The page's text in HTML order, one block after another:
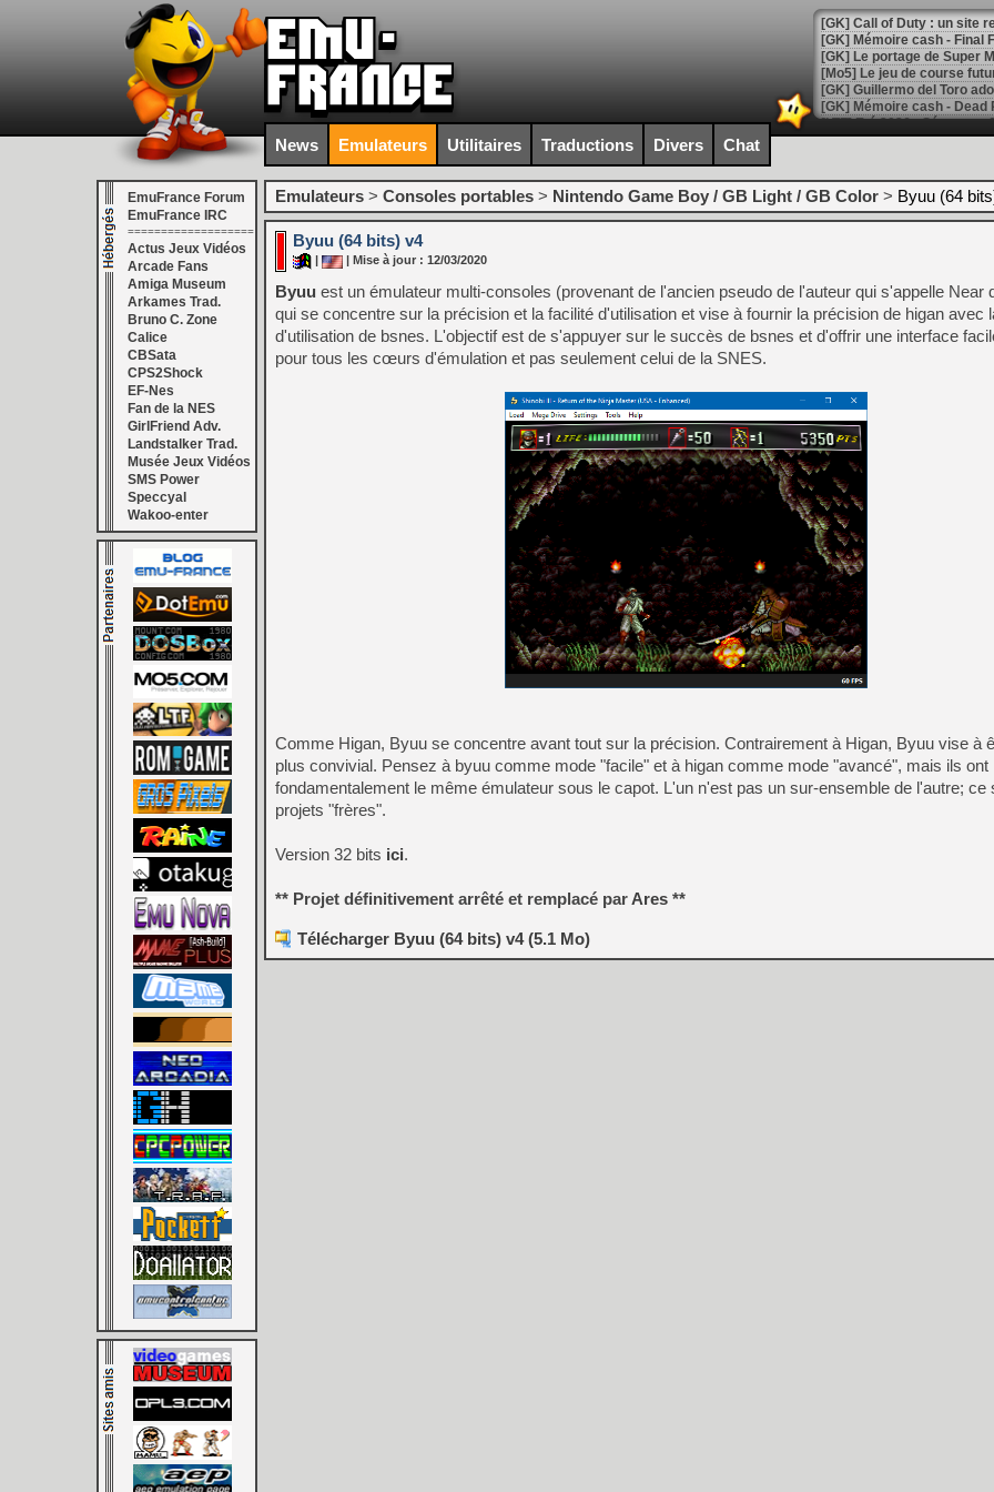
[GK] Le portage de Super
[Mo5] Le jeu de course
[GK] Guillermo del Toro
[LTF] Eté 2026 - Séquence
[GK] Mistfall Hunter :
[GK] Wo Long 2 évolue
[GK] Crossfire : un TPS à
[LS] [PS5] Premiers
[Mo5] DOOM arrive en
[GK] Bethesda fête les 30
[GK] Roblox : l'action en
[GK] Agenda - GeForce
[GK] Devolver Digital en a
[LS] [PS5] ps5-y2jb-
[GK] Pourquoi Marvel
[GK] Test : Restory : Chill
[GK] GTA 6 : Rockstar
[GK] Hot Wheels Infinite
[GK] Mémoire cash -
[GK] Résultats Nintendo :
[GK] Déjà des
[Mo5] Brickboy cherche à
[GK] Minecraft et ses «
[GK] Beast of
[GK] Ubisoft : fin de partie
[GK] Mémoire cash -
[GK] Dan Houser (GTA)
[GK] Comment EA Sports
[GK] Crimson Moon : un
[GK] Isle of Reveries : le
News Emulateurs Utilitaires Traductions Divers Chat
EmuFrance Forum
EmuFrance IRC
===================
Actus Jeux Vidéos
Arcade Fans
Amiga Museum
Arkames Trad.
Bruno C. Zone
Calice
CBSata
CPS2Shock
EF-Nes
Fan de la NES
GirlFriend Adv.
Landstalker Trad.
Musée Jeux Vidéos
SMS Power
Speccyal
Wakoo-enter
Emulateurs > Consoles portables > Nintendo Game Boy / GB Light / GB Color > Byuu (64
Byuu (64 bits) v4
| Mise à jour : 12/03/2020
Byuu est un émulateur multi-consoles (provenant de l'ancien pseudo de l'auteur qui s'appelle Near
qui se concentre sur la précision et la facilité d'utilisation et vise à fournir la précision de higan avec
d'utilisation de bsnes. L'objectif est de s'appuyer sur le succès de bsnes et d'offrir une interface
pour tous les cœurs d'émulation et pas seulement celui de la SNES.
Comme Higan, Byuu se concentre avant tout sur la précision. Contrairement à Higan, Byuu vise à
plus convivial. Pensez à byuu comme mode "facile" et à higan comme mode "avancé", mais ils ont
fondamentalement le même émulateur sous le capot. L'un n'est pas un sur-ensemble de l'autre; ce
projets "frères".
Version 32 bits ici.
** Projet définitivement arrêté et remplacé par Ares **
Télécharger Byuu (64 bits) v4 (5.1 Mo)